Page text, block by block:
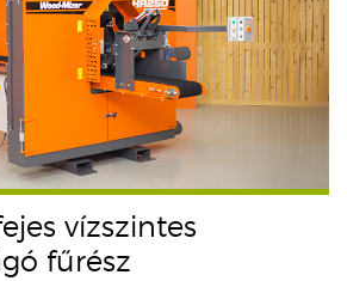
vízszintes
fűrész